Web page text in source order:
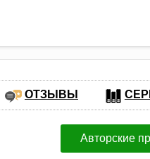
ОТЗЫВЫ
Авторские